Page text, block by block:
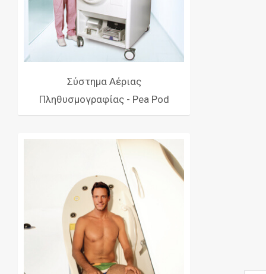
Σύστημα Αέριας
Πληθυσμογραφίας - Pea Pod